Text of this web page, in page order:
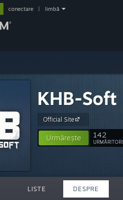
conectare limbă
KHB-Soft
Official Site
Urmărește 142
URMĂRITORI
LISTE DESPRE